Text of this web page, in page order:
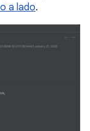
a lado.